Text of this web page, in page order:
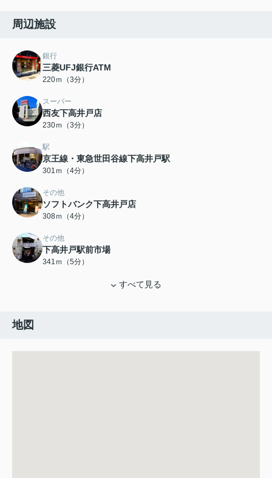
周辺施設
銀行
三菱UFJ銀行ATM
220ｍ（3分）
スーパー
西友下高井戸店
230ｍ（3分）
駅
京王線・東急世田谷線下高井戸駅
301ｍ（4分）
その他
ソフトバンク下高井戸店
308ｍ（4分）
その他
下高井戸駅前市場
341ｍ（5分）
すべて見る
地図